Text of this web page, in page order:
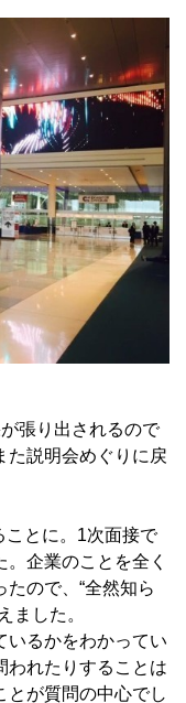
張り出されるので
た説明会めぐりに戻
ことに。1次面接で
企業のことを全く
ので、“全然知ら
ました。
いるかをわかってい
われたりすることは
とが質問の中心でし